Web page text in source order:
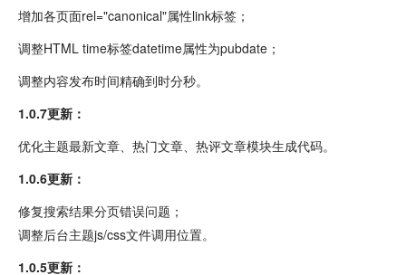
增加各页面rel="canonical"属性link标签；
调整HTML time标签datetime属性为pubdate；
调整内容发布时间精确到时分秒。
1.0.7更新：
优化主题最新文章、热门文章、热评文章模块生成代码。
1.0.6更新：
修复搜索结果分页错误问题；
调整后台主题js/css文件调用位置。
1.0.5更新：